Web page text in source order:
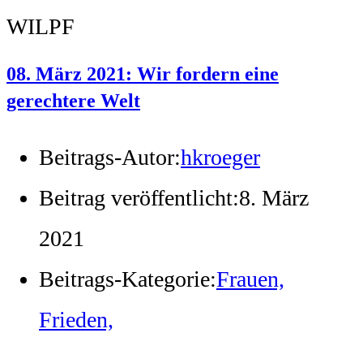
WILPF
08. März 2021: Wir fordern eine
gerechtere Welt
Beitrags-Autor:hkroeger
Beitrag veröffentlicht:8. März
2021
Beitrags-Kategorie:Frauen,
Frieden,